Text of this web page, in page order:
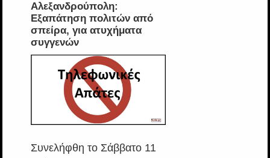
Αλεξανδρούπολη:
Εξαπάτηση πολιτών από
σπείρα, για ατυχήματα
συγγενών
Συνελήφθη το Σάββατο 11